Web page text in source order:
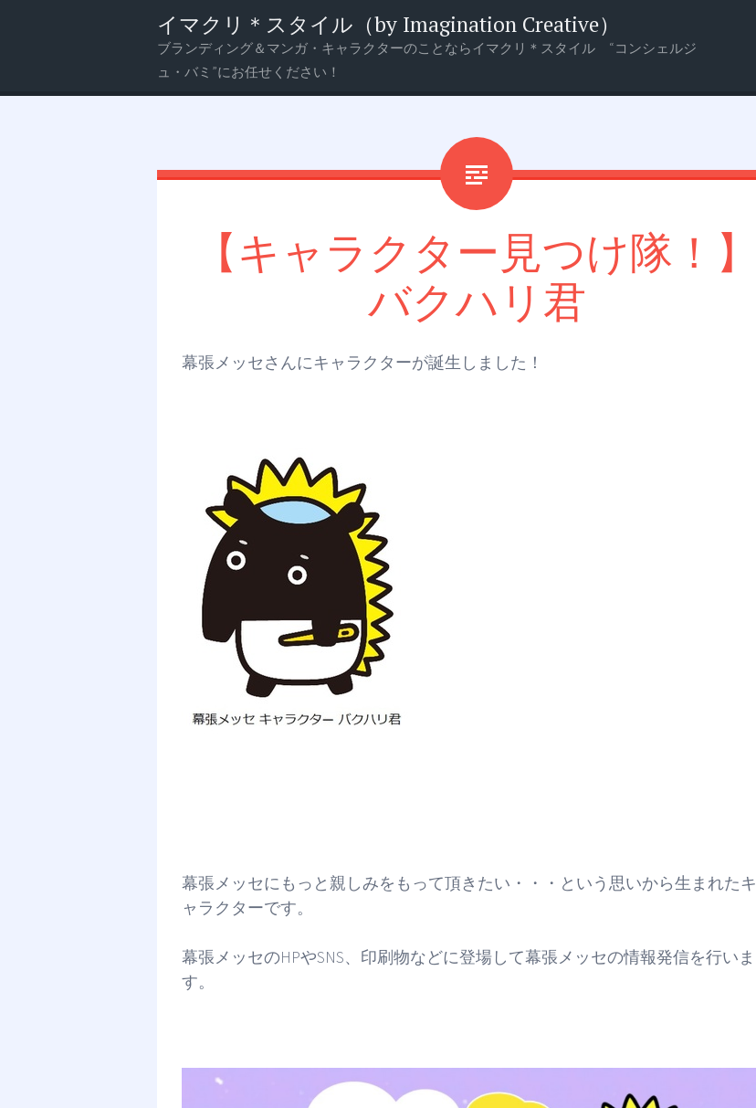
イマクリ＊スタイル（by Imagination Creative）
ブランディング＆マンガ・キャラクターのことならイマクリ＊スタイル “コンシェルジ
ュ・バミ”にお任せください！
ニ
索
【キャラクター見つけ隊！】
バクハリ君
幕張メッセさんにキャラクターが誕生しました！
幕張メッセにもっと親しみをもって頂きたい・・・という思いから生まれたキ
ャラクターです。
幕張メッセのHPやSNS、印刷物などに登場して幕張メッセの情報発信を行いま
す。